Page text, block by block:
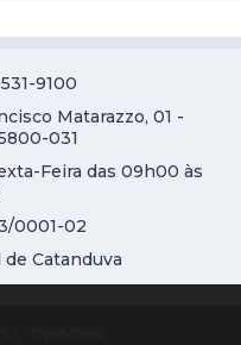
9100
Matarazzo, 01 -
031
Feira das 09h00 às
0001-02
Catanduva